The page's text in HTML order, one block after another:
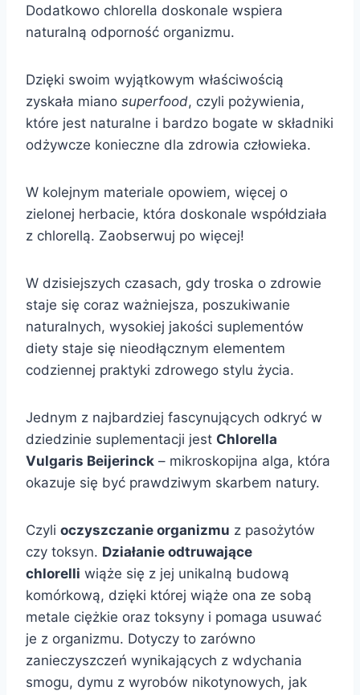
Dodatkowo chlorella doskonale wspiera
naturalną odporność organizmu.
Dzięki swoim wyjątkowym właściwością
zyskała miano superfood, czyli pożywienia,
które jest naturalne i bardzo bogate w składniki
odżywcze konieczne dla zdrowia człowieka.
W kolejnym materiale opowiem, więcej o
zielonej herbacie, która doskonale współdziała
z chlorellą. Zaobserwuj po więcej!
W dzisiejszych czasach, gdy troska o zdrowie
staje się coraz ważniejsza, poszukiwanie
naturalnych, wysokiej jakości suplementów
diety staje się nieodłącznym elementem
codziennej praktyki zdrowego stylu życia.
Jednym z najbardziej fascynujących odkryć w
dziedzinie suplementacji jest Chlorella
Vulgaris Beijerinck – mikroskopijna alga, która
okazuje się być prawdziwym skarbem natury.
Czyli oczyszczanie organizmu z pasożytów
czy toksyn. Działanie odtruwające
chlorelli wiąże się z jej unikalną budową
komórkową, dzięki której wiąże ona ze sobą
metale ciężkie oraz toksyny i pomaga usuwać
je z organizmu. Dotyczy to zarówno
zanieczyszczeń wynikających z wdychania
smogu, dymu z wyrobów nikotynowych, jak